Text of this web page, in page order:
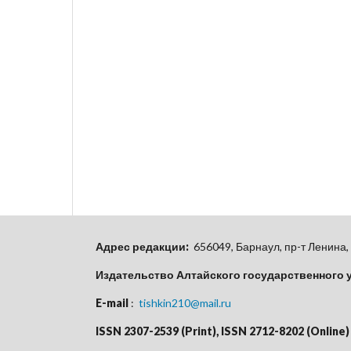
Адрес редакции: 656049, Барнаул, пр-т Ленина,
Издательство Алтайского государственного
E-mail : tishkin210@mail.ru
ISSN 2307-2539 (Print), ISSN 2712-8202 (Online)